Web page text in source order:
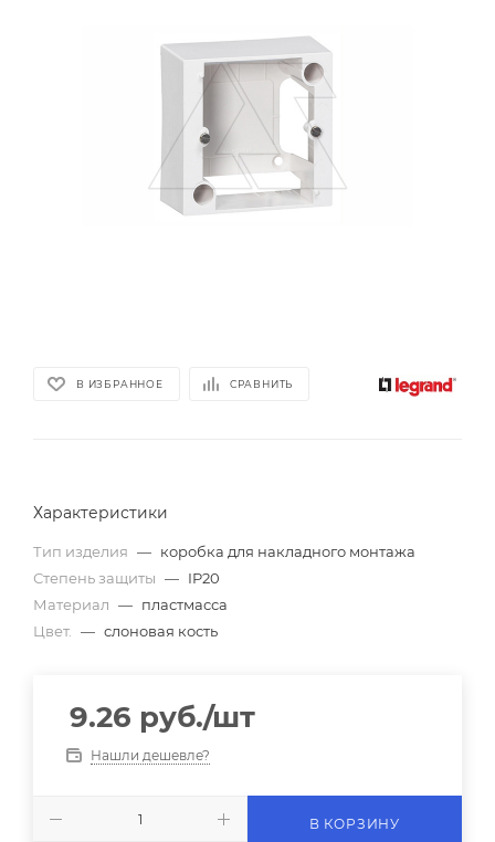
В ИЗБРАННОЕ СРАВНИТЬ
Характеристики
Тип изделия — коробка для накладного монтажа
Степень защиты — IP20
Материал — пластмасса
Цвет.
— слоновая кость
9.26 руб./шт
Нашли дешевле?
В КОРЗИНУ